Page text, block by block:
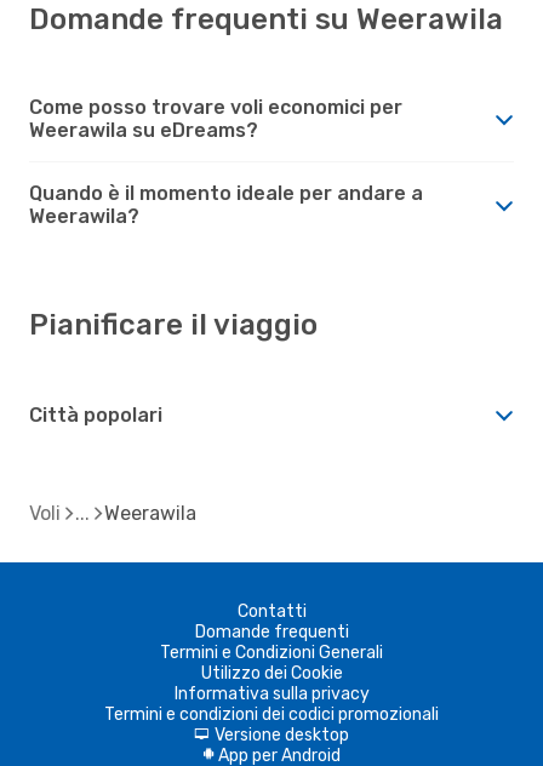
Domande frequenti su Weerawila
Come posso trovare voli economici per
Weerawila su eDreams?
Quando è il momento ideale per andare a
Weerawila?
Pianificare il viaggio
Città popolari
Voli Weerawila
Contatti
Domande frequenti
Termini e Condizioni Generali
Utilizzo dei Cookie
Informativa sulla privacy
Termini e condizioni dei codici promozionali
d Versione desktop
A App per Android